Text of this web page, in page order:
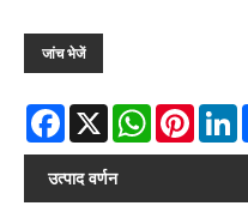
जांच भेजें
Facebook
X WhatsApp
उत्पाद वर्णन